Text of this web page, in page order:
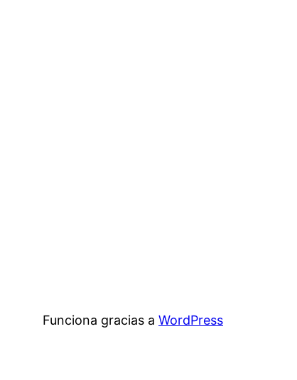
Funciona gracias a WordPress